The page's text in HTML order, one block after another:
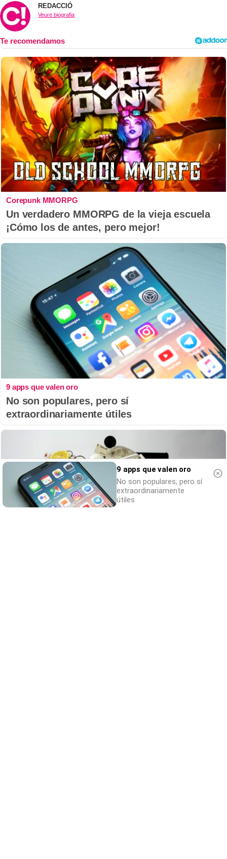
REDACCIÓ
Veure biografia
Corepunk MMORPG
Un verdadero MMORPG de la vieja escuela
¡Cómo los de antes, pero mejor!
9 apps que valen oro
No son populares, pero sí
extraordinariamente útiles
9 apps que valen oro
No son populares, pero sí
extraordinariamente
útiles